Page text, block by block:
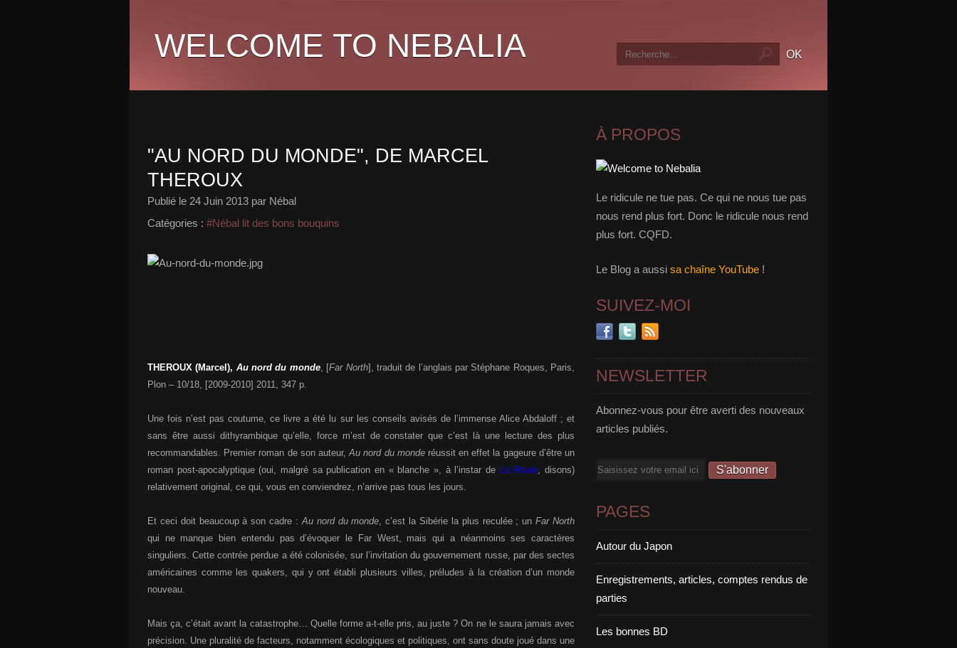
WELCOME TO NEBALIA
"AU NORD DU MONDE", DE MARCEL
THEROUX
Publié le 24 Juin 2013 par Nébal
Catégories : #Nébal lit des bons bouquins
THEROUX (Marcel), Au nord du monde, [Far North], traduit de l’anglais par Stéphane Roques, Paris,
Plon – 10/18, [2009-2010] 2011, 347 p.
Une fois n’est pas coutume, ce livre a été lu sur les conseils avisés de l’immense Alice Abdaloff ; et
sans être aussi dithyrambique qu’elle, force m’est de constater que c’est là une lecture des plus
recommandables. Premier roman de son auteur,Au nord du monderéussit en effet la gageure d’être un
roman post-apocalyptique (oui, malgré sa publication en « blanche », à l’instar de La Route, disons)
relativement original, ce qui, vous en conviendrez, n’arrive pas tous les jours.
Et ceci doit beaucoup à son cadre :Au nord du monde, c’est la Sibérie la plus reculée ; unFar North
qui ne manque bien entendu pas d’évoquer le Far West, mais qui a néanmoins ses caractères
singuliers. Cette contrée perdue a été colonisée, sur l’invitation du gouvernement russe, par des sectes
américaines comme les quakers, qui y ont établi plusieurs villes, préludes à la création d’un monde
nouveau.
Mais ça, c’était avant la catastrophe… Quelle forme a-t-elle pris, au juste ? On ne le saura jamais avec
précision. Une pluralité de facteurs, notamment écologiques et politiques, ont sans doute joué dans une
À PROPOS
Le ridicule ne tue pas. Ce qui ne nous tue pas
nous rend plus fort. Donc le ridicule nous rend
plus fort. CQFD.
Le Blog a aussi sa chaîne YouTube !
SUIVEZ-MOI
NEWSLETTER
Abonnez-vous pour être averti des nouveaux
articles publiés.
Email
PAGES
Autour du Japon
Enregistrements, articles, comptes rendus de
parties
Les bonnes BD